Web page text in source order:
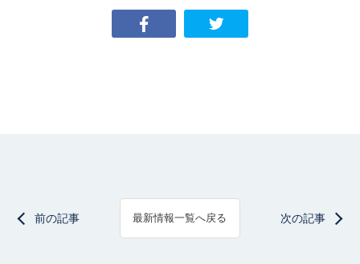
前の記事 最新情報一覧へ戻る 次の記事